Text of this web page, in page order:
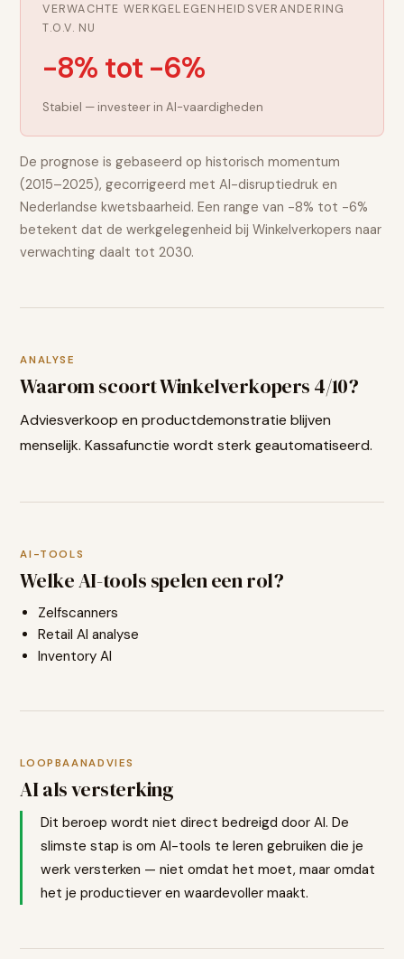
VERWACHTE WERKGELEGENHEIDSVERANDERING
T.O.V. NU
-8% tot -6%
Stabiel — investeer in AI-vaardigheden
De prognose is gebaseerd op historisch momentum
(2015–2025), gecorrigeerd met AI-disruptiedruk en
Nederlandse kwetsbaarheid. Een range van -8% tot -6%
betekent dat de werkgelegenheid bijWinkelverkopers naar
verwachtingdaalt tot 2030.
ANALYSE
Waarom scoortWinkelverkopers 4/10?
Adviesverkoop en productdemonstratie blijven
menselijk. Kassafunctie wordt sterk geautomatiseerd.
AI-TOOLS
Welke AI-tools spelen een rol?
Zelfscanners
Retail AI analyse
Inventory AI
LOOPBAANADVIES
AI als versterking
Dit beroep wordt niet direct bedreigd door AI. De
slimste stap is om AI-tools te leren gebruiken die je
werk versterken — niet omdat het moet, maar omdat
het je productiever en waardevoller maakt.